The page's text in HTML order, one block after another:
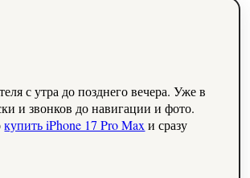
с утра до позднего вечера. Уже в
и звонков до навигации и фото.
купить iPhone 17 Pro Max и сразу